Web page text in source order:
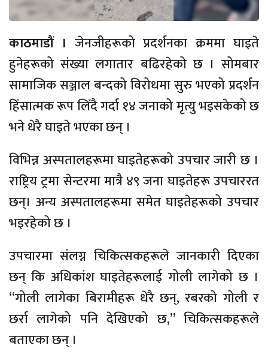
काठमाडौं । जेनजीहरूको प्रदर्शनका क्रममा घाइते
हुनेहरूको संख्या लगातार बढिरहेको छ । सोमबार
सामाजिक सञ्जाल बन्दको विरोधमा सुरु भएको प्रदर्शन
हिंसात्मक रूप लिँदै गर्दा १४ जनाको मृत्यु भइसकेको छ
भने धेरै घाइते भएका छन् ।
विभिन्न अस्पतालहरूमा घाइतेहरूको उपचार जारी छ ।
राष्ट्रिय ट्रमा सेन्टरमा मात्रै ४९ जना घाइतेहरू उपचाररत
छन्। अन्य अस्पतालहरूमा समेत घाइतेहरूको उपचार
भइरहेको छ ।
उपचारमा संलग्न चिकित्सकहरूले जानकारी दिएका
छन् कि अधिकांश घाइतेहरूलाई गोली लागेको छ ।
“गोली लागेका बिरामीहरू धेरै छन्, रबरको गोली र
छर्रा लागेको पनि देखिएको छ,” चिकित्सकहरूले
बताएका छन् ।